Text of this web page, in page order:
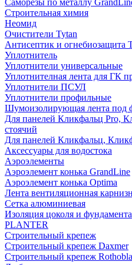
Саморезы по металлу
Строительная химия
Неомид
Очистители Tytan
Антисептик и огнебиозащита
Уплотнитель
Уплотнители универсальные
Уплотнителная лента для ГК
Уплотнители ПСУЛ
Уплотнители профильные
Шумоизолирующая лента под
Для панелей Кликфальц Pro,
стоячий
Для панелей Кликфальц,
Аксессуары для водостока
Аэроэлементы
Аэроэлемент конька GrandLine
Аэроэлемент конька Optima
Лента вентиляционная
Сетка алюминиевая
Изоляция цоколя и фундамента
PLANTER
Строительный крепеж
Строительный крепеж Daxmer
Строительный крепеж